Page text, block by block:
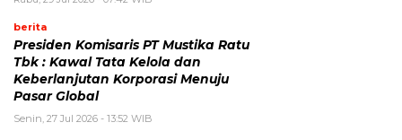
berita
Presiden Komisaris PT Mustika Ratu
Tbk : Kawal Tata Kelola dan
Keberlanjutan Korporasi Menuju
Pasar Global
Senin, 27 Jul 2026 - 13:52 WIB